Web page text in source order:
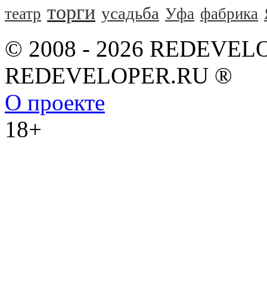
театр торги усадьба Уфа фабрика
© 2008 - 2026
REDEVELOPER.RU ®
О проекте
18+